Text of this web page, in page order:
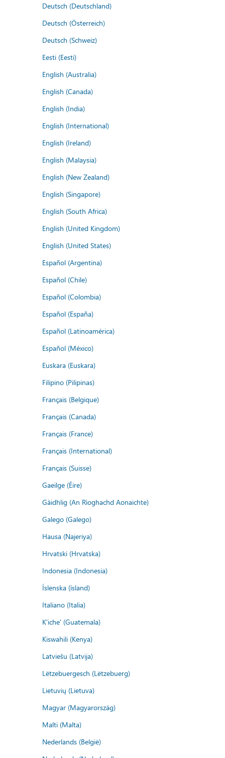
Deutsch (Deutschland)
Deutsch (Österreich)
Deutsch (Schweiz)
Eesti (Eesti)
English (Australia)
English (Canada)
English (India)
English (International)
English (Ireland)
English (Malaysia)
English (New Zealand)
English (Singapore)
English (South Africa)
English (United Kingdom)
English (United States)
Español (Argentina)
Español (Chile)
Español (Colombia)
Español (España)
Español (Latinoamérica)
Español (México)
Euskara (Euskara)
Filipino (Pilipinas)
Français (Belgique)
Français (Canada)
Français (France)
Français (International)
Français (Suisse)
Gaeilge (Éire)
Gàidhlig (An Rìoghachd Aonaichte)
Galego (Galego)
Hausa (Najeriya)
Hrvatski (Hrvatska)
Indonesia (Indonesia)
Íslenska (ísland)
Italiano (Italia)
K'iche' (Guatemala)
Kiswahili (Kenya)
Latviešu (Latvija)
Lëtzebuergesch (Lëtzebuerg)
Lietuvių (Lietuva)
Magyar (Magyarország)
Malti (Malta)
Nederlands (België)